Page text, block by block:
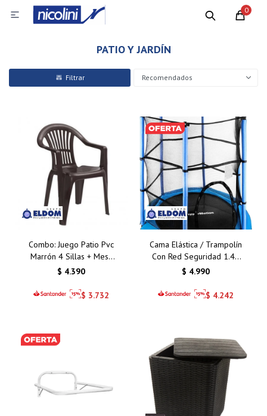
0

PATIO Y JARDÍN
Recomendados
Combo: Juego Patio Pvc
Marrón 4 Sillas + Mesa
Plegable
$ 4.390
$ 3.732
Cama Elástica / Trampolín
Con Red Seguridad 1.40
Metros
$ 4.990
$ 4.242